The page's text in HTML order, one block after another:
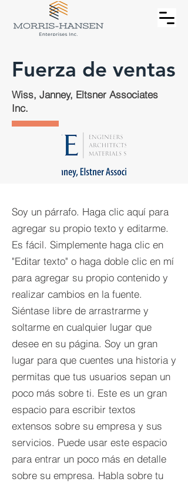
Fuerza de ventas
Wiss, Janney, Eltsner Associates
Inc.
Soy un párrafo. Haga clic aquí para
agregar su propio texto y editarme.
Es fácil. Simplemente haga clic en
"Editar texto" o haga doble clic en mí
para agregar su propio contenido y
realizar cambios en la fuente.
Siéntase libre de arrastrarme y
soltarme en cualquier lugar que
desee en su página. Soy un gran
lugar para que cuentes una historia y
permitas que tus usuarios sepan un
poco más sobre ti.​ Este es un gran
espacio para escribir textos
extensos sobre su empresa y sus
servicios. Puede usar este espacio
para entrar un poco más en detalle
sobre su empresa. Habla sobre tu